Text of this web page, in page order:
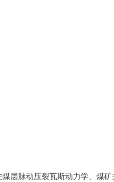
层脉动压裂瓦斯动力学、煤